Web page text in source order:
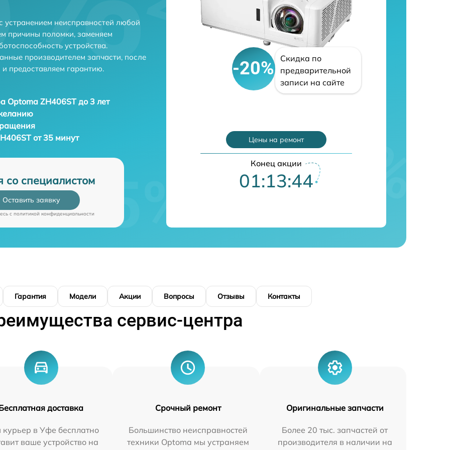
неисправностей любой
причины поломки, заменяем
устройства.
производителем запчасти, после
предоставляем гарантию.
Optoma ZH406ST до 3 лет
от 35 минут
со специалистом
Оставить заявку
c политикой конфиденциальности
-20%
Скидка по
предварительной
записи на сайте
Цены на ремонт
Конец акции
01:13:43
Гарантия Модели Акции Вопросы Отзывы Контакты
сервис-центра
доставка
в Уфе бесплатно
ваше устройство на
Срочный ремонт
Большинство неисправностей
техники Optoma мы устраняем
Оригинальные запчасти
Более 20 тыс. запчастей от
производителя в наличии на